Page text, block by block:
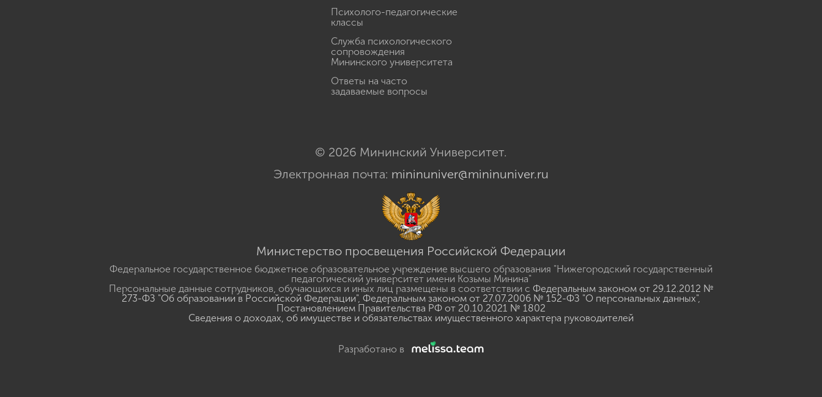
Психолого-педагогические
классы
Служба психологического
сопровождения
Мининского университета
Ответы на часто
задаваемые вопросы
© 2026 Мининский Университет.
Электронная почта: mininuniver@mininuniver.ru
Министерство просвещения Российской Федерации
Федеральное государственное бюджетное образовательное учреждение высшего образования "Нижегородский государственный
педагогический университет имени Козьмы Минина"
Персональные данные сотрудников, обучающихся и иных лиц размещены в соответствии с Федеральным законом от 29.12.2012 №
273-ФЗ "Об образовании в Российской Федерации", Федеральным законом от 27.07.2006 № 152-ФЗ "О персональных данных",
Постановлением Правительства РФ от 20.10.2021 № 1802
Сведения о доходах, об имуществе и обязательствах имущественного характера руководителей
Разработано в